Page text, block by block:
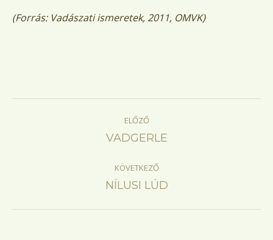
(Forrás: Vadászati ismeretek, 2011, OMVK)
navigation
ELŐZŐ
Previous
VADGERLE
KÖVETKEZŐ
Next
NÍLUSI LÚD